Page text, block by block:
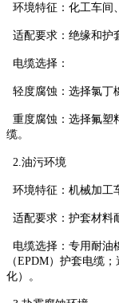
环境特征：化工车间
适配要求：绝缘和护
电缆选择：
轻度腐蚀：选择氯丁
重度腐蚀：选择氟塑
缆。
2.油污环境
环境特征：机械加工
适配要求：护套材料
电缆选择：专用耐油
（EPDM）护套电缆
化）。